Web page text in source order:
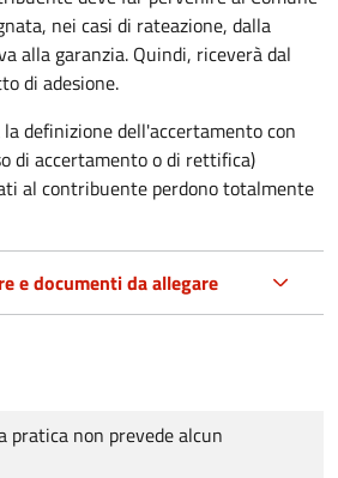
nei casi di rateazione, dalla
alla garanzia. Quindi, riceverà dal
di adesione.
definizione dell'accertamento con
di accertamento o di rettifica)
al contribuente perdono totalmente
e documenti da allegare
pratica non prevede alcun